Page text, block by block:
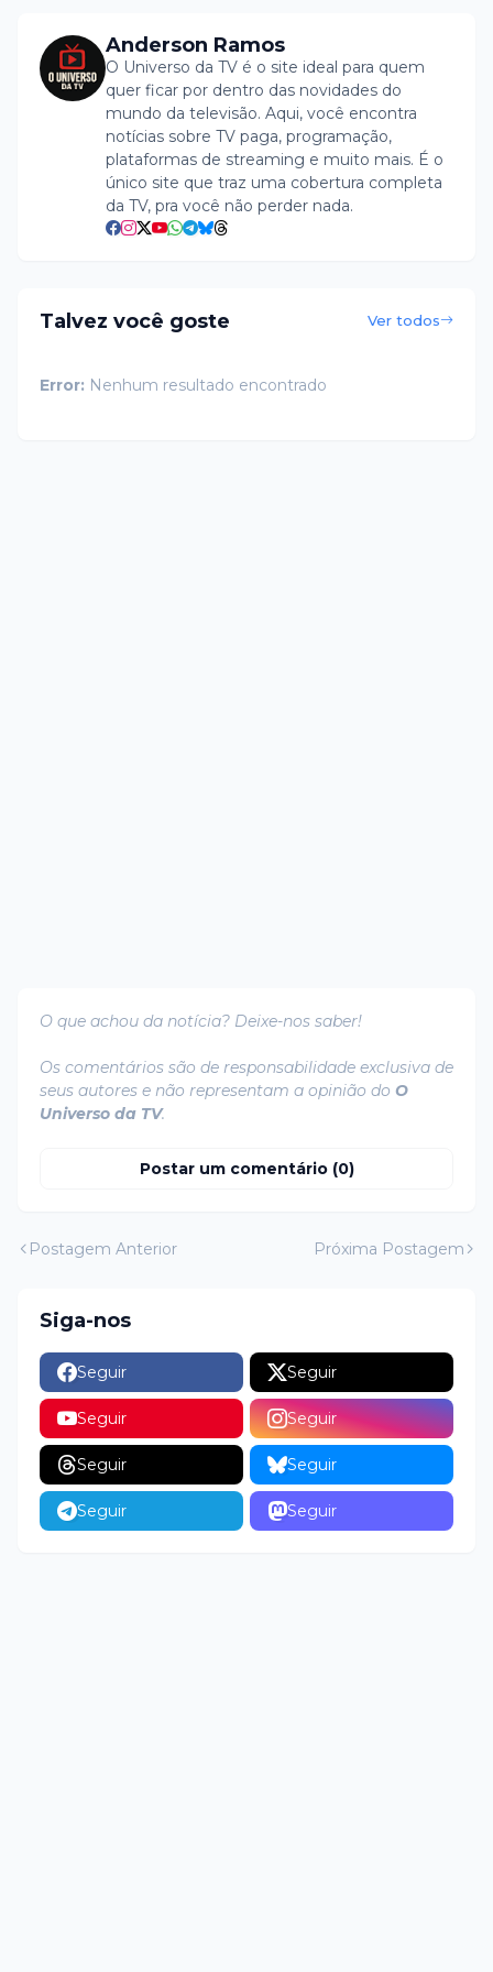
Anderson Ramos
O Universo da TV é o site ideal para quem
quer ficar por dentro das novidades do
mundo da televisão. Aqui, você encontra
notícias sobre TV paga, programação,
plataformas de streaming e muito mais. É o
único site que traz uma cobertura completa
da TV, pra você não perder nada.
Talvez você goste Ver todos
Error: Nenhum resultado encontrado
O que achou da notícia? Deixe-nos saber!
Os comentários são de responsabilidade exclusiva de
seus autores e não representam a opinião do O
Universo da TV.
Postar um comentário (0)
Postagem Anterior Próxima Postagem
Siga-nos
Seguir Seguir
Seguir Seguir
Seguir Seguir
Seguir Seguir